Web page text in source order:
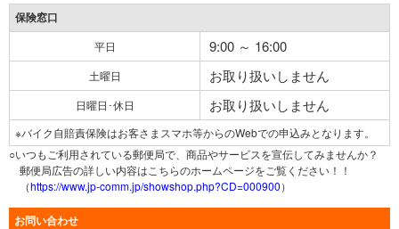
保険窓口
平日 9:00 ～ 16:00
土曜日 お取り扱いしません
日曜日･休日 お取り扱いしません
※バイク自賠責保険はお客さまスマホ等からのWebでの申込みとなります。
○いつもご利用されている郵便局で、商品やサービスを宣伝してみませんか？
郵便局広告の詳しい内容はこちらのホームページをご覧ください！！
（https://www.jp-comm.jp/showshop.php?CD=000900）
お問い合わせ